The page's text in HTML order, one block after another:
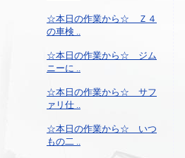
☆本日の作業から☆ Ｚ４
の車検 ..
☆本日の作業から☆ ジム
ニーに ..
☆本日の作業から☆ サフ
ァリ仕 ..
☆本日の作業から☆ いつ
もの二 ..